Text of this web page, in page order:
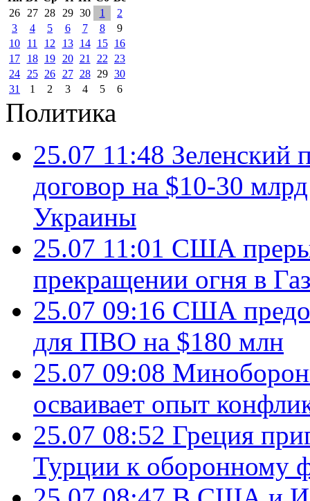
26
27 28 29 30 1
2
3
4 5 6 7 8
9
10
11 12 13 14 15
16
17
18 19 20 21 22
23
24
25 26 27 28 29 30
31
1 2 3 4 5 6
Политика
25.07 11:48 Зеленский
договор на $10-30
Украины
25.07 11:01 США
прекращении огня в
25.07 09:16 США
для ПВО на $180 млн
25.07 09:08
осваивает опыт
25.07 08:52 Греция
Турции к оборонному